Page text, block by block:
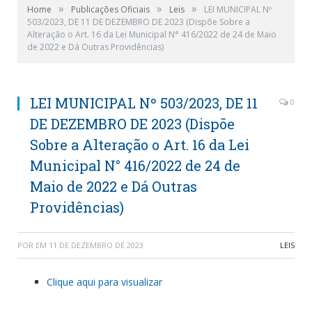
Home » Publicações Oficiais » Leis »
LEI MUNICIPAL Nº
503/2023, DE 11 DE DEZEMBRO DE 2023 (Dispõe Sobre a
Alteração o Art. 16 da Lei Municipal N° 416/2022 de 24 de Maio
de 2022 e Dá Outras Providências)
LEI MUNICIPAL Nº 503/2023, DE 11
DE DEZEMBRO DE 2023 (Dispõe
Sobre a Alteração o Art. 16 da Lei
Municipal N° 416/2022 de 24 de
Maio de 2022 e Dá Outras
Providências)
0
POR EM 11 DE DEZEMBRO DE 2023 LEIS
Clique aqui para visualizar